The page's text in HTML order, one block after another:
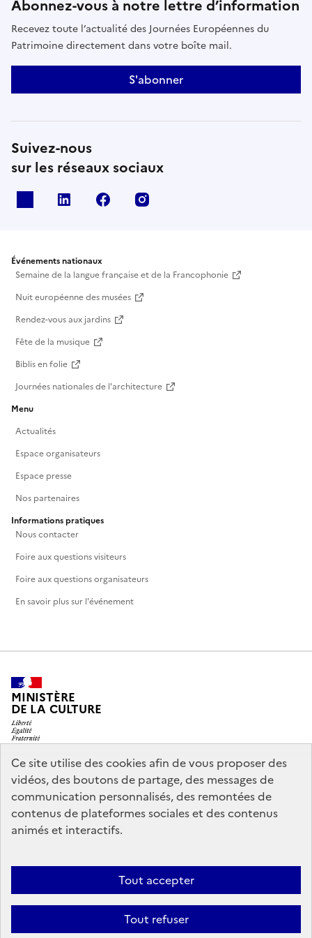
Ce site utilise des cookies afin de vous proposer des
vidéos, des boutons de partage, des messages de
communication personnalisés, des remontées de
contenus de plateformes sociales et des contenus
animés et interactifs.
Tout accepter
Tout refuser
Abonnez-vous à notre lettre d’information
Recevez toute l’actualité des Journées Européennes du
Patrimoine directement dans votre boîte mail.
S'abonner
Suivez-nous
sur les réseaux sociaux
Linkedin Facebook
Événements nationaux
Semaine de la langue française et de la Francophonie
Nuit européenne des musées
Rendez-vous aux jardins
Fête de la musique
Biblis en folie
Journées nationales de l'architecture
Menu
Actualités
Espace organisateurs
Espace presse
Nos partenaires
Informations pratiques
Nous contacter
Foire aux questions visiteurs
Foire aux questions organisateurs
En savoir plus sur l'événement
MINISTÈRE
DE LA CULTURE
legifrance.gouv.fr
info.gouv.fr
service-public.gouv.fr
data.gouv.fr
Mentions légales
conforme
Politique d’utilisation des témoins de connexion